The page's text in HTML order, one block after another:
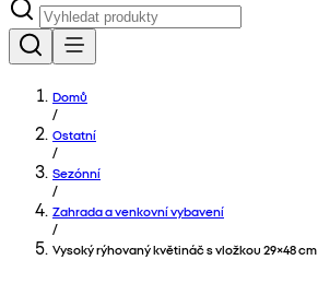
Domů
/
Ostatní
/
Sezónní
/
Zahrada a venkovní vybavení
/
Vysoký rýhovaný květináč s vložkou 29×48 cm